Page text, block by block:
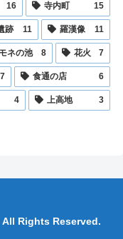
16 寺内町 15
跡 11 羅漢像 11
モネの池 8 花火 7
7 食通の店 6
4 上高地 3
All Rights Reserved.